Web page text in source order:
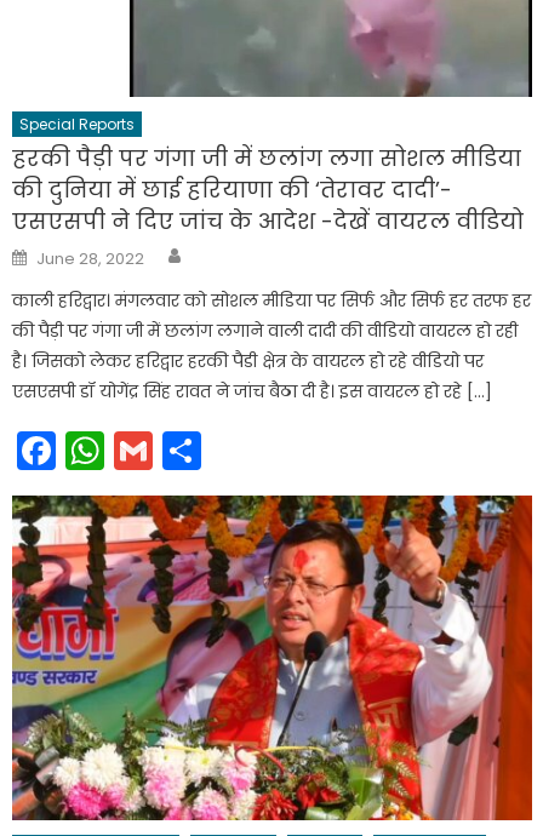
Special Reports
हरकी पैड़ी पर गंगा जी में छलांग लगा सोशल मीडिया
की दुनिया में छाई हरियाणा की ‘तेरावर दादी’-
एसएसपी ने दिए जांच के आदेश -देखें वायरल वीडियो
Posted
on
June 28, 2022
काली हरिद्वार। मंगलवार को सोशल मीडिया पर सिर्फ और सिर्फ हर तरफ हर
की पैड़ी पर गंगा जी में छलांग लगाने वाली दादी की वीडियो वायरल हो रही
है। जिसको लेकर हरिद्वार हरकी पैडी क्षेत्र के वायरल हो रहे वीडियो पर
एसएसपी डॉ योगेंद्र सिंह रावत ने जांच बैठा दी है। इस वायरल हो रहे […]
Facebook
WhatsApp
Gmail